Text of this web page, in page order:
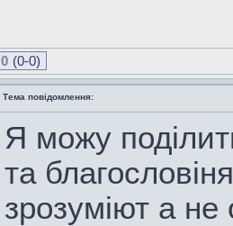
0 (0-0)
Тема повідомлення:
Я можу
та
зрозуміют а не